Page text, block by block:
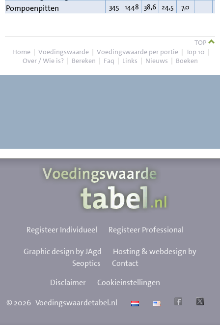
Pompoenpitten 345 1448 38,6 24,5 7,0
TOP
Home | Voedingswaarde | Voedingswaarde per portie | Top 10 |
Over / Wie is? | Bereken | Faq | Links | Nieuws | Boeken
Registeer Individueel Registeer Professional
Graphic design by JAgd
Hosting & webdesign by
Seoptics
Contact
Disclaimer
Cookieinstellingen
©2026 Voedingswaardetabel.nl